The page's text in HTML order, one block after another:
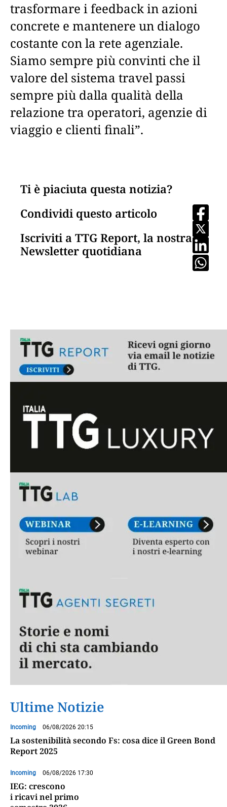
trasformare i feedback in azioni
concrete e mantenere un dialogo
costante con la rete agenziale.
Siamo sempre più convinti che il
valore del sistema travel passi
sempre più dalla qualità della
relazione tra operatori, agenzie di
viaggio e clienti finali”.
Ti è piaciuta questa notizia?
Condividi questo articolo
Iscriviti a TTG Report, la nostra
Newsletter quotidiana
Ultime Notizie
Incoming 06/08/2026 20:15
La sostenibilità secondo Fs: cosa dice il Green Bond
Report 2025
Incoming 06/08/2026 17:30
IEG: crescono
i ricavi nel primo